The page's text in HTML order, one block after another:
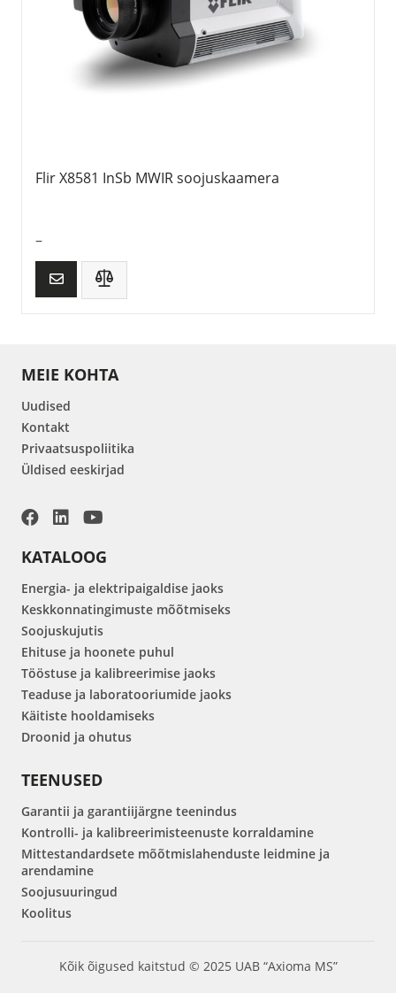
Flir X8581 InSb MWIR soojuskaamera
–
MEIE KOHTA
Uudised
Kontakt
Privaatsuspoliitika
Üldised eeskirjad
KATALOOG
Energia- ja elektripaigaldise jaoks
Keskkonnatingimuste mõõtmiseks
Soojuskujutis
Ehituse ja hoonete puhul
Tööstuse ja kalibreerimise jaoks
Teaduse ja laboratooriumide jaoks
Käitiste hooldamiseks
Droonid ja ohutus
TEENUSED
Garantii ja garantiijärgne teenindus
Kontrolli- ja kalibreerimisteenuste korraldamine
Mittestandardsete mõõtmislahenduste leidmine ja
arendamine
Soojusuuringud
Koolitus
Kõik õigused kaitstud © 2025 UAB “Axioma MS”